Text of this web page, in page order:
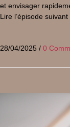
et envisager
Lire l’épisode
28/04/2025 / 0